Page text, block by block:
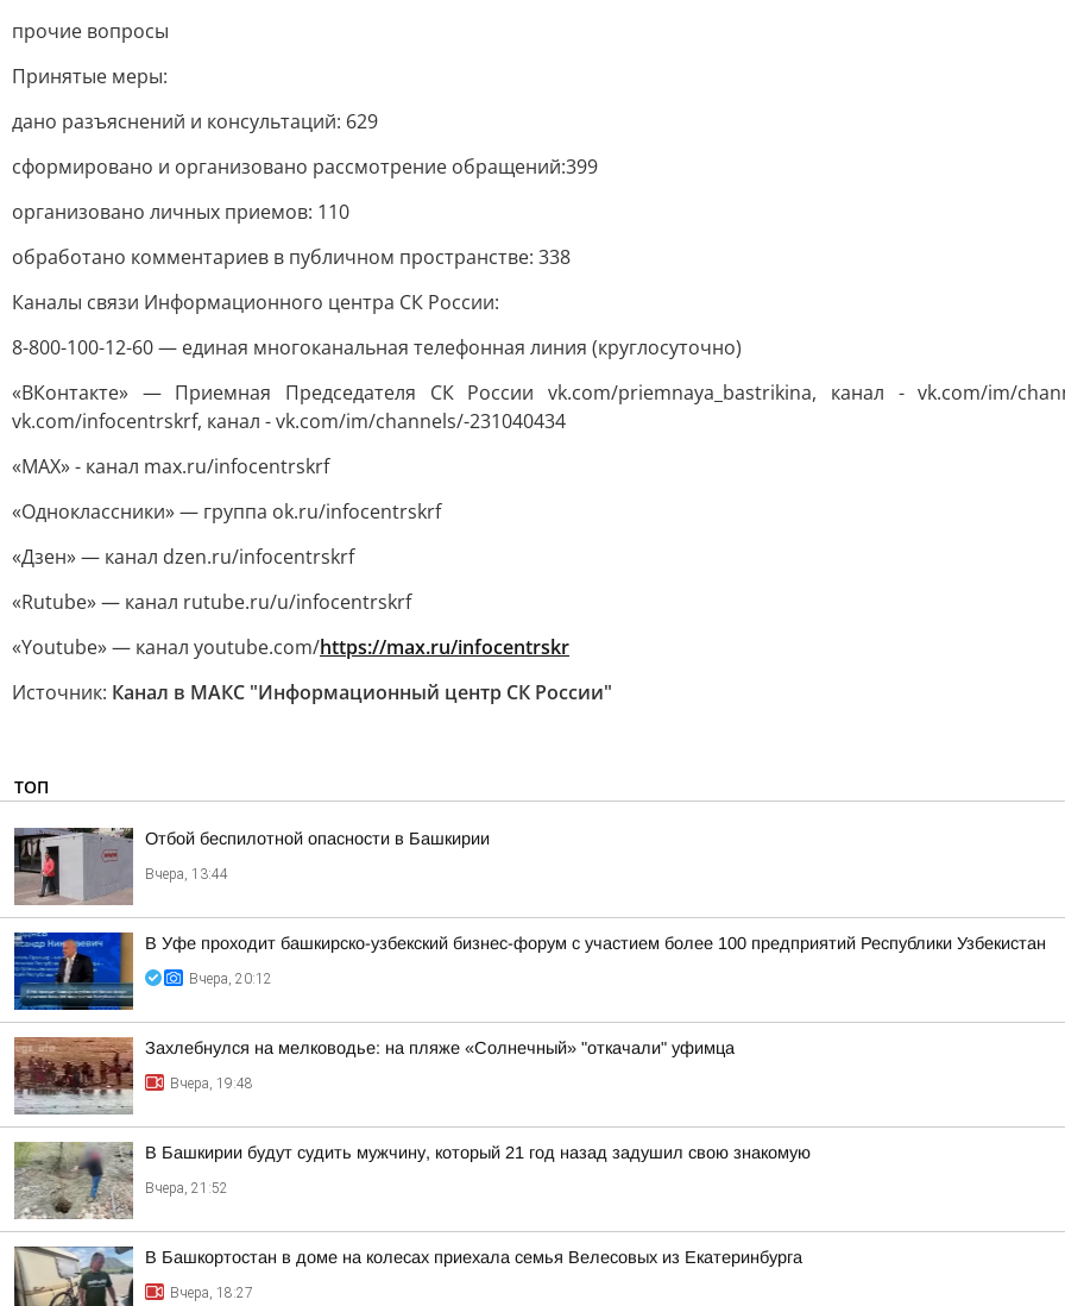
прочие вопросы
Принятые меры:
дано разъяснений и консультаций: 629
сформировано и организовано рассмотрение обращений:399
организовано личных приемов: 110
обработано комментариев в публичном пространстве: 338
Каналы связи Информационного центра СК России:
8-800-100-12-60 — единая многоканальная телефонная линия (круглосуточно)
«ВКонтакте» — Приемная Председателя СК России vk.com/priemnaya_bastrikina, канал - vk.com/im/
vk.com/infocentrskrf, канал - vk.com/im/channels/-231040434
«MAX» - канал max.ru/infocentrskrf
«Одноклассники» — группа ok.ru/infocentrskrf
«Дзен» — канал dzen.ru/infocentrskrf
«Rutube» — канал rutube.ru/u/infocentrskrf
«Youtube» — канал youtube.com/https://max.ru/infocentrskr
Источник: Канал в МАКС "Информационный центр СК России"
ТОП
Отбой беспилотной опасности в Башкирии
Вчера, 13:44
В Уфе проходит башкирско-узбекский бизнес-форум с участием более 100 предприятий Республики Узбекистан
Вчера, 20:12
Захлебнулся на мелководье: на пляже «Солнечный» "откачали" уфимца
Вчера, 19:48
В Башкирии будут судить мужчину, который 21 год назад задушил свою знакомую
Вчера, 21:52
В Башкортостан в доме на колесах приехала семья Велесовых из Екатеринбурга
Вчера, 18:27